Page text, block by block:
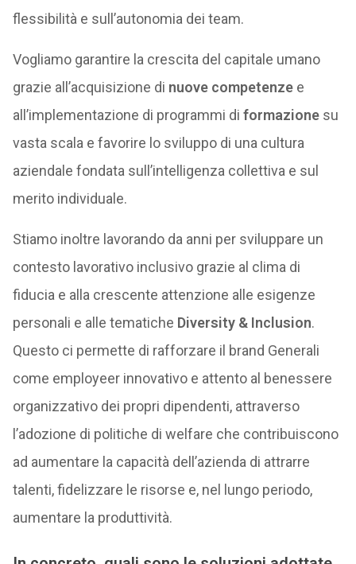
flessibilità e sull’autonomia dei team.
Vogliamo garantire la crescita del capitale umano
grazie all’acquisizione di nuove competenzee
all’implementazione di programmi di formazionesu
vasta scala e favorire lo sviluppo di una cultura
aziendale fondata sull’intelligenza collettiva e sul
merito individuale.
Stiamo inoltre lavorando da anni per sviluppare un
contesto lavorativo inclusivo grazie al clima di
fiducia e alla crescente attenzione alle esigenze
personali e alle tematiche Diversity & Inclusion.
Questo ci permette di rafforzare il brand Generali
come employeer innovativo e attento al benessere
organizzativo dei propri dipendenti, attraverso
l’adozione di politiche di welfare che contribuiscono
ad aumentare la capacità dell’azienda di attrarre
talenti, fidelizzare le risorse e, nel lungo periodo,
aumentare la produttività.